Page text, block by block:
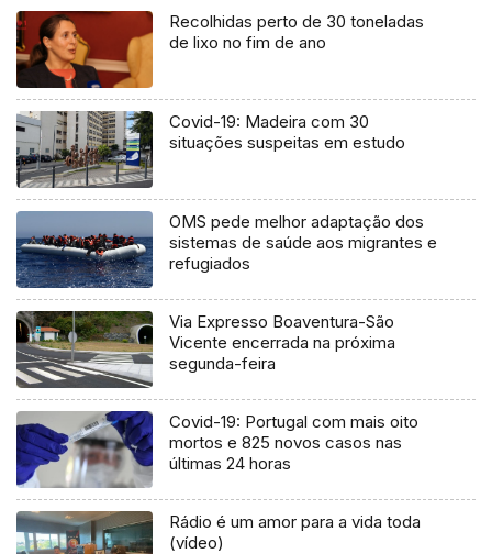
Recolhidas perto de 30 toneladas
de lixo no fim de ano
Covid-19: Madeira com 30
situações suspeitas em estudo
OMS pede melhor adaptação dos
sistemas de saúde aos migrantes e
refugiados
Via Expresso Boaventura-São
Vicente encerrada na próxima
segunda-feira
Covid-19: Portugal com mais oito
mortos e 825 novos casos nas
últimas 24 horas
Rádio é um amor para a vida toda
(vídeo)